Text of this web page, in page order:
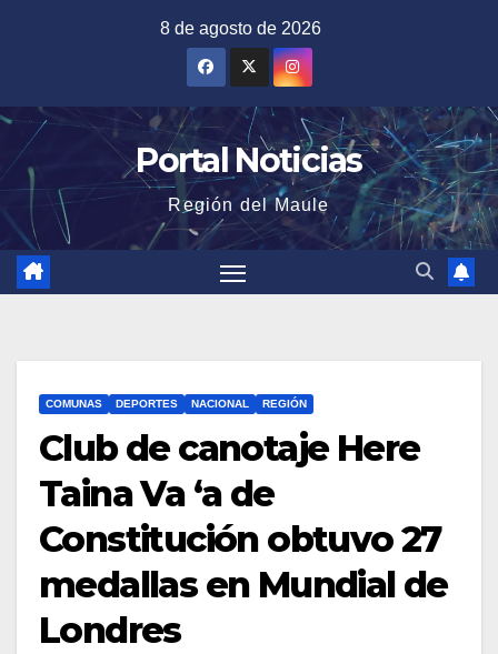
8 de agosto de 2026
Portal Noticias
Región del Maule
COMUNAS DEPORTES NACIONAL REGIÓN
Club de canotaje Here
Taina Va ‘a de
Constitución obtuvo 27
medallas en Mundial de
Londres